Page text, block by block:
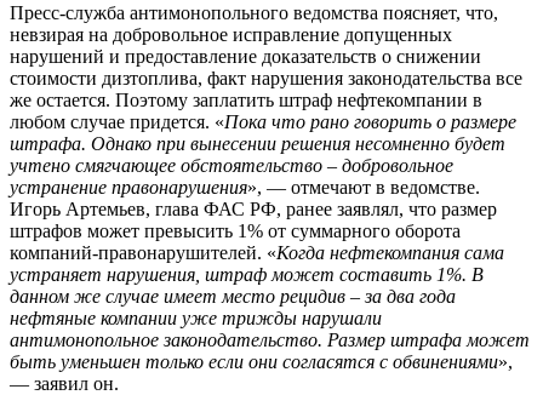
Пресс-служба антимонопольного ведомства поясняет, что,
невзирая на добровольное исправление допущенных
нарушений и предоставление доказательств о снижении
стоимости дизтоплива, факт нарушения законодательства все
же остается. Поэтому заплатить штраф нефтекомпании в
любом случае придется. «Пока что рано говорить о размере
штрафа. Однако при вынесении решения несомненно будет
учтено смягчающее обстоятельство – добровольное
устранение правонарушения», — отмечают в ведомстве.
Игорь Артемьев, глава ФАС РФ, ранее заявлял, что размер
штрафов может превысить 1% от суммарного оборота
компаний-правонарушителей. «Когда нефтекомпания сама
устраняет нарушения, штраф может составить 1%. В
данном же случае имеет место рецидив – за два года
нефтяные компании уже трижды нарушали
антимонопольное законодательство. Размер штрафа может
быть уменьшен только если они согласятся с обвинениями»,
— заявил он.